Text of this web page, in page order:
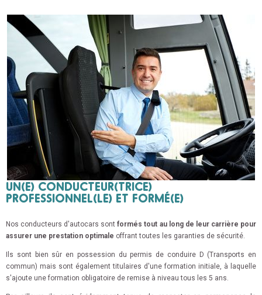
UN(E) CONDUCTEUR(TRICE)
PROFESSIONNEL(LE) ET FORMÉ(E)
Nos conducteurs d'autocars sontformés tout au long de leur carrière pour
assurer une prestation optimale offrant toutes les garanties de sécurité.
Ils sont bien sûr en possession du permis de conduire D (Transports en
commun) mais sont également titulaires d'une formation initiale, à laquelle
s'ajoute une formation obligatoire de remise à niveau tous les 5 ans.